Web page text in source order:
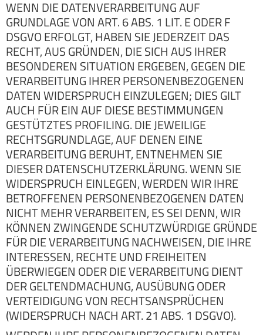
WENN DIE DATENVERARBEITUNG AUF
GRUNDLAGE VON ART. 6 ABS. 1 LIT. E ODER F
DSGVO ERFOLGT, HABEN SIE JEDERZEIT DAS
RECHT, AUS GRÜNDEN, DIE SICH AUS IHRER
BESONDEREN SITUATION ERGEBEN, GEGEN DIE
VERARBEITUNG IHRER PERSONENBEZOGENEN
DATEN WIDERSPRUCH EINZULEGEN; DIES GILT
AUCH FÜR EIN AUF DIESE BESTIMMUNGEN
GESTÜTZTES PROFILING. DIE JEWEILIGE
RECHTSGRUNDLAGE, AUF DENEN EINE
VERARBEITUNG BERUHT, ENTNEHMEN SIE
DIESER DATENSCHUTZERKLÄRUNG. WENN SIE
WIDERSPRUCH EINLEGEN, WERDEN WIR IHRE
BETROFFENEN PERSONENBEZOGENEN DATEN
NICHT MEHR VERARBEITEN, ES SEI DENN, WIR
KÖNNEN ZWINGENDE SCHUTZWÜRDIGE GRÜNDE
FÜR DIE VERARBEITUNG NACHWEISEN, DIE IHRE
INTERESSEN, RECHTE UND FREIHEITEN
ÜBERWIEGEN ODER DIE VERARBEITUNG DIENT
DER GELTENDMACHUNG, AUSÜBUNG ODER
VERTEIDIGUNG VON RECHTSANSPRÜCHEN
(WIDERSPRUCH NACH ART. 21 ABS. 1 DSGVO).